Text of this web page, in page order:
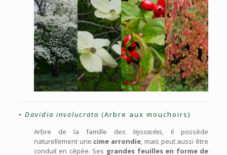
• Davidia involucrata (Arbre aux mouchoirs)
Arbre de la famille desNyssacées, il possède
naturellement une cime arrondie, mais peut aussi être
conduit en cépée. Ses grandes feuilles en forme de